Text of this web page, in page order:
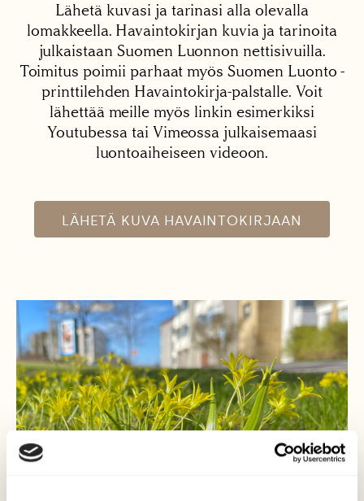
Lähetä kuvasi ja tarinasi alla olevalla
lomakkeella. Havaintokirjan kuvia ja tarinoita
julkaistaan Suomen Luonnon nettisivuilla.
Toimitus poimii parhaat myös Suomen Luonto -
printtilehden Havaintokirja-palstalle. Voit
lähettää meille myös linkin esimerkiksi
Youtubessa tai Vimeossa julkaisemaasi
luontoaiheiseen videoon.
LÄHETÄ KUVA HAVAINTOKIRJAAN